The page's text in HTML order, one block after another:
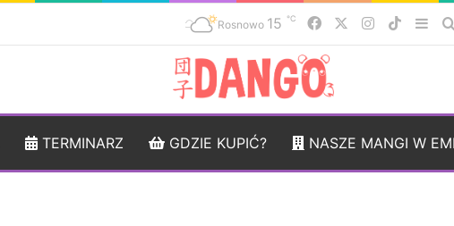
Rosnowo 15 ℃ Facebook Instagram
TikTok
TERMINARZ GDZIE KUPIĆ? NASZE MANGI W